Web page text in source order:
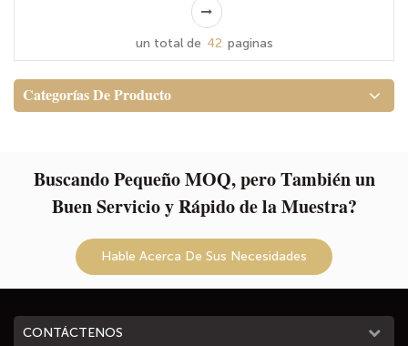
durability in one sleek design —
perfect for retail brands and
private label projects.
un total de 42 paginas
Categorías De Producto
Buscando Pequeño MOQ, pero También un
Buen Servicio y Rápido de la Muestra?
Hable Acerca De Sus Necesidades
CONTÁCTENOS